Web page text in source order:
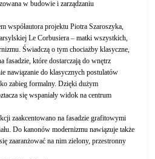
w budowie i zarządzaniu
współautora projektu Piotra Szaroszyka,
Le Corbusiera – matki wszystkich,
Świadczą o tym chociażby klasyczne,
fasadzie, które dostarczają do wnętrz
nawiązanie do klasycznych postulatów
zabieg formalny. Dzięki dużym
się wspaniały widok na centrum
zaakcentowano na fasadzie grafitowymi
Do kanonów modernizmu nawiązuje także
zaaranżować na nim zielony, przestronny